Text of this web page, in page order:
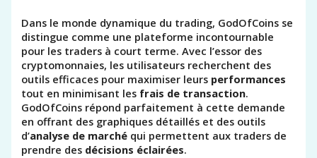
Dans le monde dynamique du trading, GodOfCoins se
distingue comme une plateforme incontournable
pour les traders à court terme. Avec l’essor des
cryptomonnaies, les utilisateurs recherchent des
outils efficaces pour maximiser leurs performances
tout en minimisant les frais de transaction.
GodOfCoins répond parfaitement à cette demande
en offrant des graphiques détaillés et des outils
d’analyse de marché qui permettent aux traders de
prendre des décisions éclairées.